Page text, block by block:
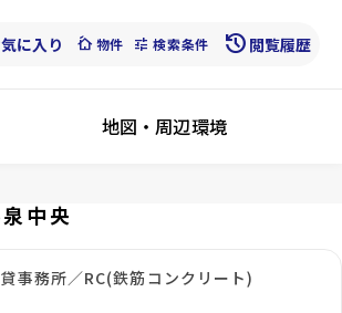
に入り cottage物件 tune 検索条件 history 閲覧履歴
地図・周辺環境
中央
貸事務所／RC(鉄筋コンクリート)